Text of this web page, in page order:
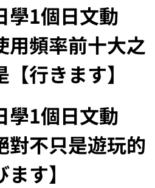
學1個日文動
用頻率前十大之
行きます】
學1個日文動
對不只是遊玩的
ます】